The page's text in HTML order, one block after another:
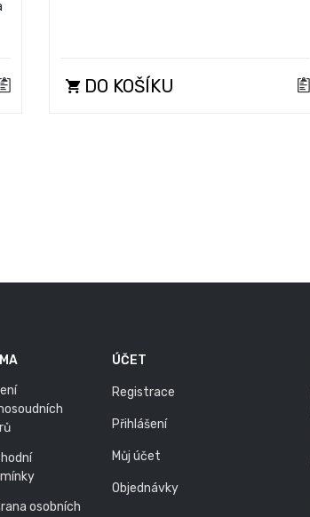
DO KOŠÍKU
osobních
ÚČET
Registrace
Přihlášení
Můj účet
Objednávky